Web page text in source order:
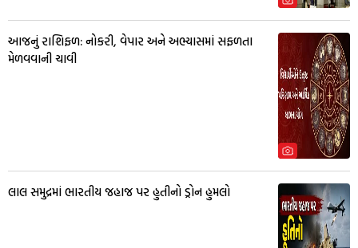
આજનું રાશિફળ: નોકરી, વેપાર અને અભ્યાસમાં સફળતા
મેળવવાની ચાવી
લાલ સમુદ્રમાં ભારતીય જહાજ પર હુતીનો ડ્રોન હુમલો